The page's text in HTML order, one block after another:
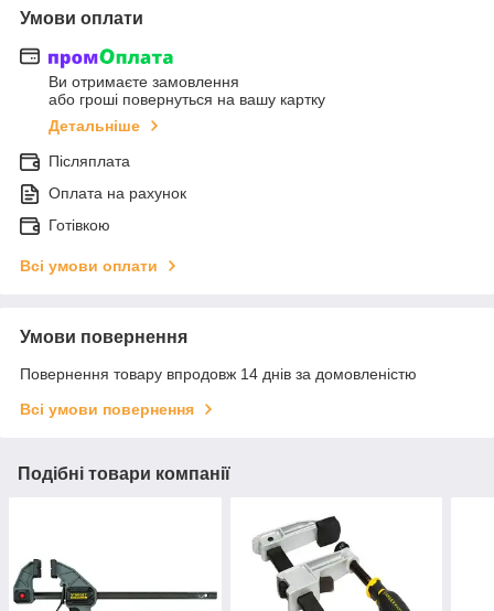
Умови оплати
Ви отримаєте замовлення
або гроші повернуться на вашу картку
Детальніше
Післяплата
Оплата на рахунок
Готівкою
Всі умови оплати
Умови повернення
Повернення товару впродовж 14 днів за домовленістю
Всі умови повернення
Подібні товари компанії